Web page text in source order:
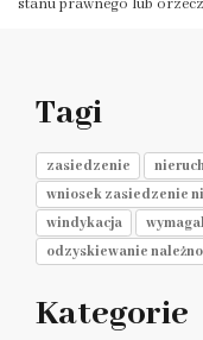
stanu prawnego lub
Tagi
zasiedzenie
wniosek zasiedzenie
windykacja
odzyskiewanie
Kategorie